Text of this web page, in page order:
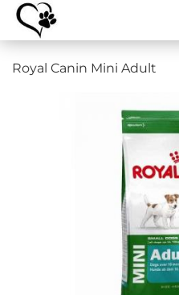
Royal Canin Mini Adult